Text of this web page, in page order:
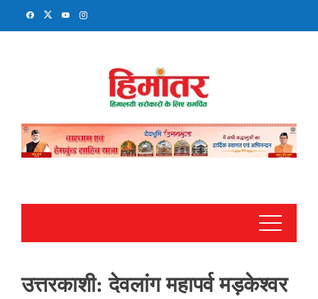
उत्तरकाशी: देवलांग महापर्व मड़केश्वर